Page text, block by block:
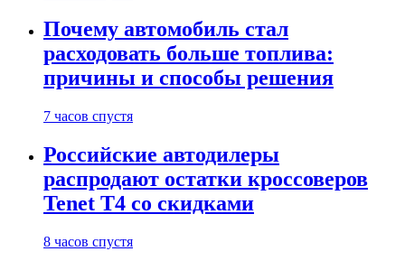
Почему автомобиль стал
расходовать больше топлива:
причины и способы решения
7 часов спустя
Российские автодилеры
распродают остатки кроссоверов
Tenet T4 со скидками
8 часов спустя